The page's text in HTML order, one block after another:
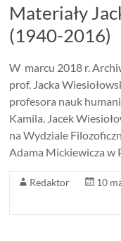
Materiały
(1940-2016)
W marcu 2018 r.
prof. Jacka
profesora nauk
Kamila. Jacek
na Wydziale
Adama Mickiewicza w
Redaktor 10